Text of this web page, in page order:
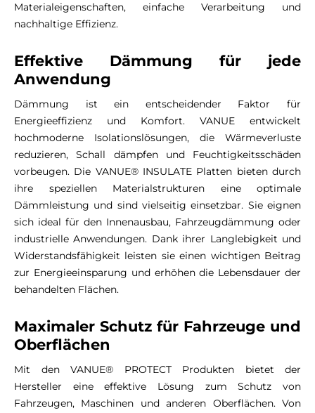
Materialeigenschaften, einfache Verarbeitung und
nachhaltige Effizienz.
Effektive Dämmung für jede
Anwendung
Dämmung ist ein entscheidender Faktor für
Energieeffizienz und Komfort. VANUE entwickelt
hochmoderne Isolationslösungen, die Wärmeverluste
reduzieren, Schall dämpfen und Feuchtigkeitsschäden
vorbeugen. Die VANUE® INSULATE Platten bieten durch
ihre speziellen Materialstrukturen eine optimale
Dämmleistung und sind vielseitig einsetzbar. Sie eignen
sich ideal für den Innenausbau, Fahrzeugdämmung oder
industrielle Anwendungen. Dank ihrer Langlebigkeit und
Widerstandsfähigkeit leisten sie einen wichtigen Beitrag
zur Energieeinsparung und erhöhen die Lebensdauer der
behandelten Flächen.
Maximaler Schutz für Fahrzeuge und
Oberflächen
Mit den VANUE® PROTECT Produkten bietet der
Hersteller eine effektive Lösung zum Schutz von
Fahrzeugen, Maschinen und anderen Oberflächen. Von